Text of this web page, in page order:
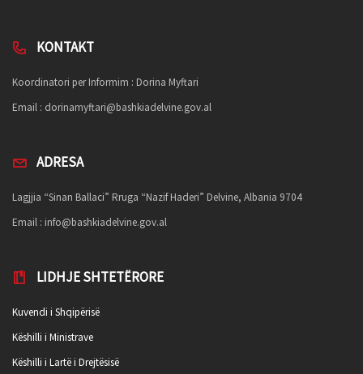
KONTAKT
Koordinatori per Informim : Dorina Myftari
Email : dorinamyftari@bashkiadelvine.gov.al
ADRESA
Lagjjia “Sinan Ballaci” Rruga “Nazif Haderi” Delvine, Albania 9704
Email : info@bashkiadelvine.gov.al
LIDHJE SHTETËRORE
Kuvendi i Shqipërisë
Këshilli i Ministrave
Këshilli i Lartë i Drejtësisë